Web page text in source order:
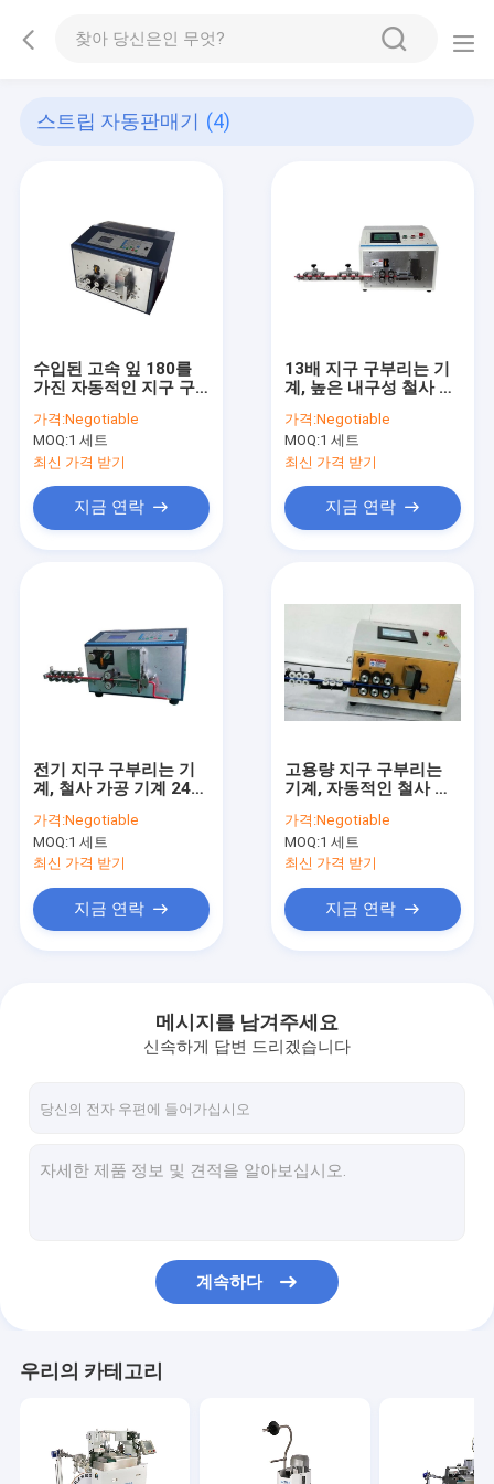
스트립 자동판매기 (4)
수입된 고속 잎 180를
가진 자동적인 지구 구
가격:Negotiable
MOQ:1 세트
최신 가격 받기
지금 연락
13배 지구 구부리는 기
계, 높은 내구성 철사 구
가격:Negotiable
MOQ:1 세트
최신 가격 받기
지금 연락
전기 지구 구부리는 기
계, 철사 가공 기계 240
레이
가격:Negotiable
MOQ:1 세트
최신 가격 받기
지금 연락
고용량 지구 구부리는
기계, 자동적인 철사 벗
가격:Negotiable
MOQ:1 세트
최신 가격 받기
지금 연락
메시지를 남겨주세요
신속하게 답변 드리겠습니다
계속하다
우리의 카테고리